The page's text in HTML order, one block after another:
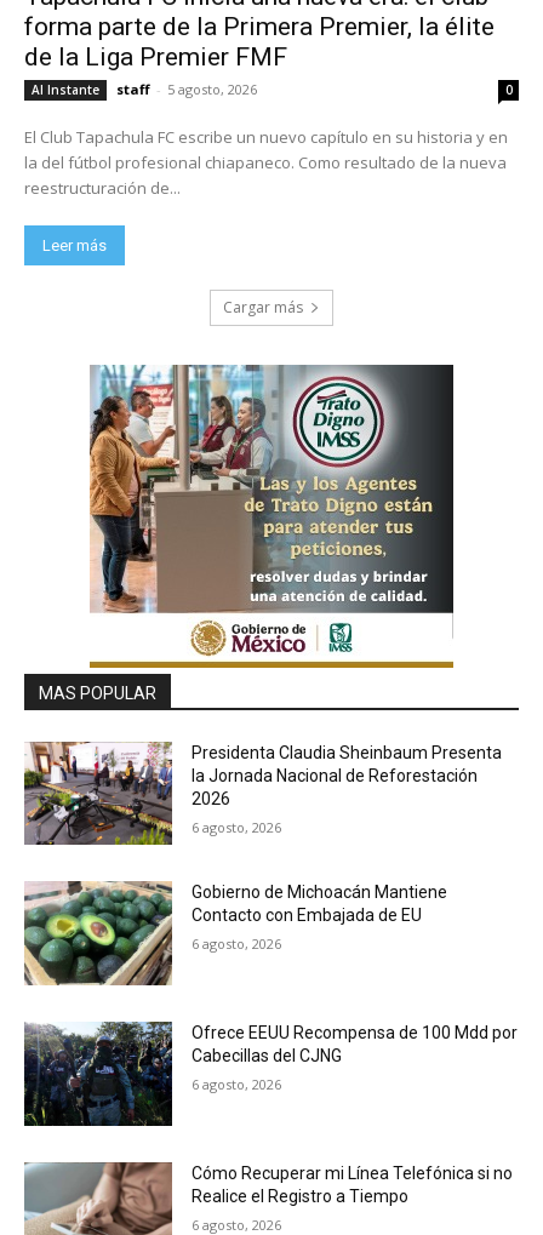
forma parte de la Primera Premier, la élite
de la Liga Premier FMF
Al Instante staff - 5 agosto, 2026 0
El Club Tapachula FC escribe un nuevo capítulo en su historia y en
la del fútbol profesional chiapaneco. Como resultado de la nueva
reestructuración de...
Leer más
Cargar más
MAS POPULAR
Presidenta Claudia Sheinbaum Presenta
la Jornada Nacional de Reforestación
2026
6 agosto, 2026
Gobierno de Michoacán Mantiene
Contacto con Embajada de EU
6 agosto, 2026
Ofrece EEUU Recompensa de 100 Mdd por
Cabecillas del CJNG
6 agosto, 2026
Cómo Recuperar mi Línea Telefónica si no
Realice el Registro a Tiempo
6 agosto, 2026